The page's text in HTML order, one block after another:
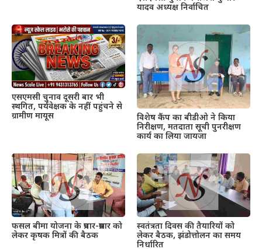
यादव अध्यक्ष निर्वाचित
एसएमसी चुनाव दूसरी बार भी
स्थगित, पर्यवेक्षक के नहीं पहुंचने से
ग्रामीण मायूस
विशेष कैंप का बीडीओ ने किया
निरीक्षण, मतदाता सूची पुनरीक्षण
कार्य का लिया जायजा
फसल बीमा योजना के प्रचार-प्रसार को
लेकर कृषक मित्रों की बैठक
स्वतंत्रता दिवस की तैयारियों को
लेकर बैठक, झंडोत्तोलन का समय
निर्धारित